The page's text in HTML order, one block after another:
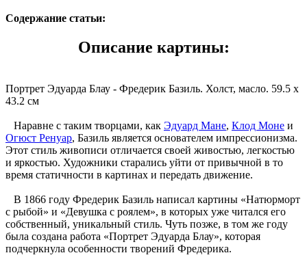
Содержание статьи:
Описание картины:
Портрет Эдуарда Блау - Фредерик Базиль. Холст, масло. 59.5 x
43.2 см
Наравне с таким творцами, как Эдуард Мане, Клод Моне и
Огюст Ренуар, Базиль является основателем импрессионизма.
Этот стиль живописи отличается своей живостью, легкостью
и яркостью. Художники старались уйти от привычной в то
время статичности в картинах и передать движение.
В 1866 году Фредерик Базиль написал картины «Натюрморт
с рыбой» и «Девушка с роялем», в которых уже читался его
собственный, уникальный стиль. Чуть позже, в том же году
была создана работа «Портрет Эдуарда Блау», которая
подчеркнула особенности творений Фредерика.